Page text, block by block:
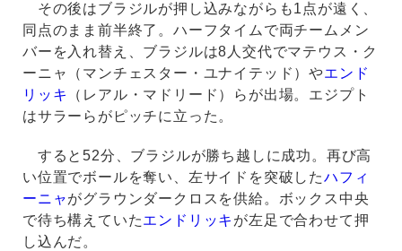
その後はブラジルが押し込みながらも1点が遠く、
同点のまま前半終了。ハーフタイムで両チームメン
バーを入れ替え、ブラジルは8人交代でマテウス・ク
ーニャ（マンチェスター・ユナイテッド）やエンド
リッキ
（レアル・マドリード）らが出場。エジプト
はサラーらがピッチに立った。
すると52分、ブラジルが勝ち越しに成功。再び高
い位置でボールを奪い、左サイドを突破したハフィ
ーニャがグラウンダークロスを供給。ボックス中央
で待ち構えていたエンドリッキ が左足で合わせて押
し込んだ。